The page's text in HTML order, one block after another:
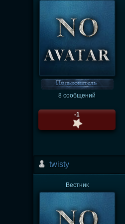
8 сообщений
-1
twisty
Вестник